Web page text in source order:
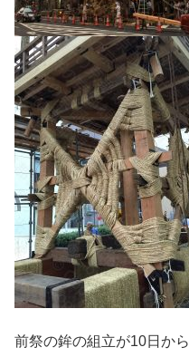
前祭の鉾の組立が10日か